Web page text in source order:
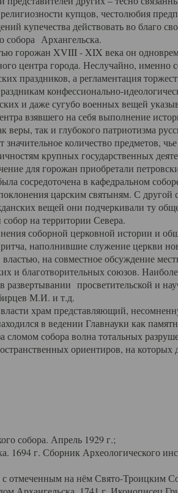
купцов, честолюбия
купечества действовать во благо
собора Архангельска.
XVIII - XIX века он
центра города. Неслучайно, именно
праздников, а регламентация
конфессионально-
и даже сугубо военных вещей
взявшего на себя выполнение
веры, так и глубокого патриотизма
количество предметов,
крупных государственных
для горожан приобретали
сосредоточена в кафедральном
царским святыням. С другой
вещей они подчеркивали ту
на территории Севера.
соборной церковной истории и
наполнившие служение церкви
на совместное обсуждение
и благотворительных союзов.
развертывании просветительской и
М.И. и т.д.
храм представляющий,
в ведении Главнауки как
собора волна тотальных
ориентиров, на которых
собора. Апрель 1929 г.;
г. Сборник Археологического
отмеченным на нём Свято-Троицким